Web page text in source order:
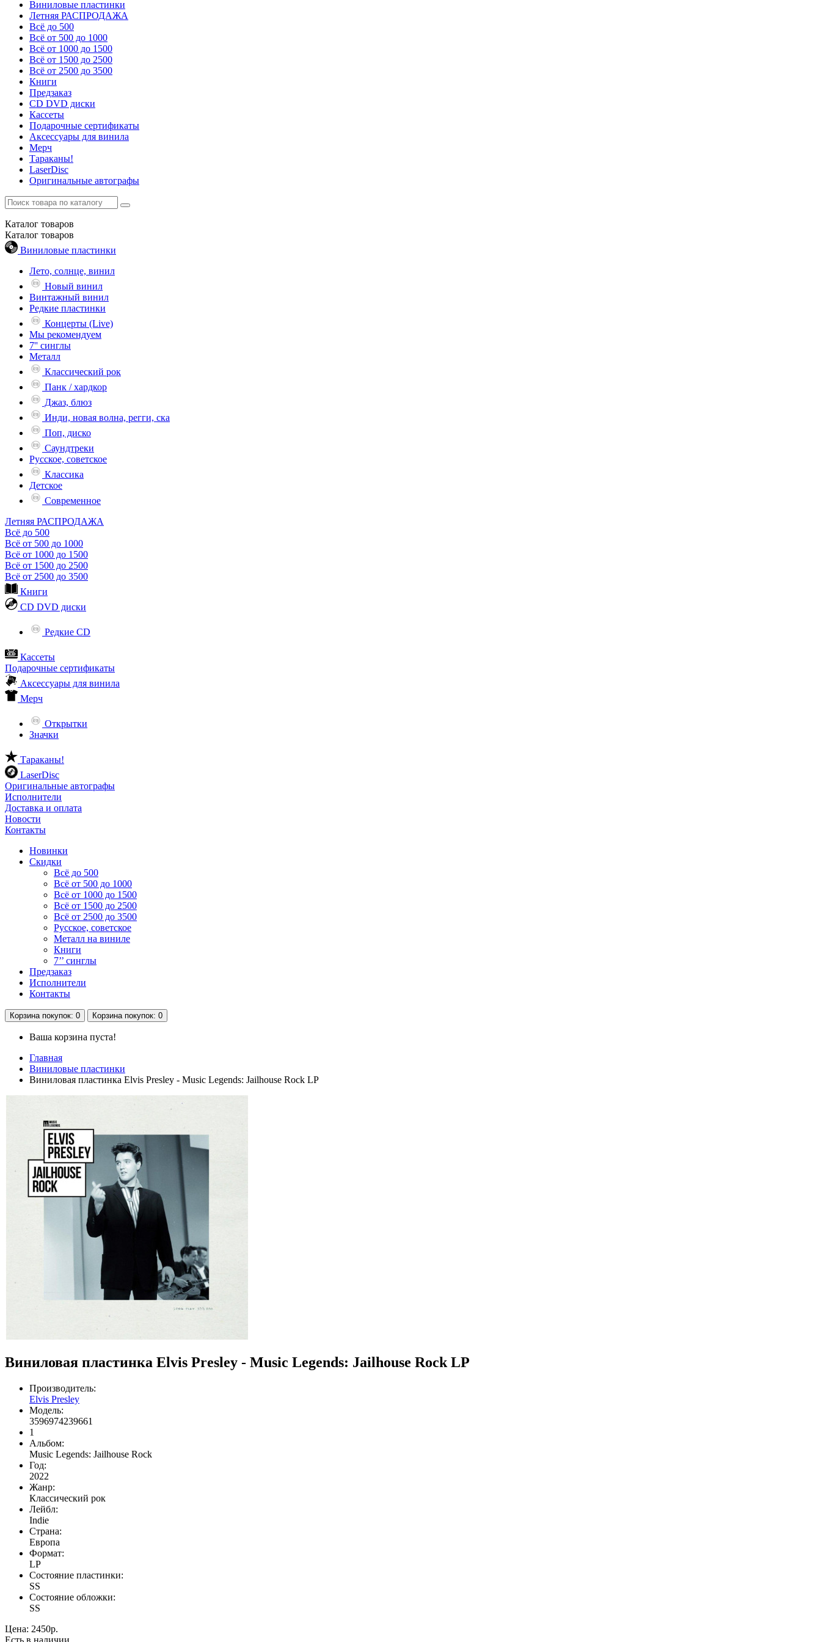
Виниловые пластинки
Летняя РАСПРОДАЖА
Всё до 500
Всё от 500 до 1000
Всё от 1000 до 1500
Всё от 1500 до 2500
Всё от 2500 до 3500
Книги
Предзаказ
CD DVD диски
Кассеты
Подарочные сертификаты
Аксессуары для винила
Мерч
Тараканы!
LaserDisc
Оригинальные автографы
Каталог товаров
Каталог товаров
Виниловые пластинки
Лето, солнце, винил
Новый винил
Винтажный винил
Редкие пластинки
Концерты (Live)
Мы рекомендуем
7'' синглы
Металл
Классический рок
Панк / хардкор
Джаз, блюз
Инди, новая волна, регги, ска
Поп, диско
Саундтреки
Русское, советское
Классика
Детское
Современное
Летняя РАСПРОДАЖА
Всё до 500
Всё от 500 до 1000
Всё от 1000 до 1500
Всё от 1500 до 2500
Всё от 2500 до 3500
Книги
CD DVD диски
Редкие CD
Кассеты
Подарочные сертификаты
Аксессуары для винила
Мерч
Открытки
Значки
Тараканы!
LaserDisc
Оригинальные автографы
Исполнители
Доставка и оплата
Новости
Контакты
Новинки
Скидки
Всё до 500
Всё от 500 до 1000
Всё от 1000 до 1500
Всё от 1500 до 2500
Всё от 2500 до 3500
Русское, советское
Металл на виниле
Книги
7’’ синглы
Предзаказ
Исполнители
Контакты
Корзина покупок: 0 Корзина покупок: 0
Ваша корзина пуста!
Главная
Виниловые пластинки
Виниловая пластинка Elvis Presley - Music Legends: Jailhouse Rock LP
Виниловая пластинка Elvis Presley - Music Legends: Jailhouse Rock LP
Производитель:
Elvis Presley
Модель:
3596974239661
1
Альбом:
Music Legends: Jailhouse Rock
Год:
2022
Жанр:
Классический рок
Лейбл:
Indie
Страна:
Европа
Формат:
LP
Состояние пластинки:
SS
Состояние обложки:
SS
Цена: 2450р.
Есть в наличии